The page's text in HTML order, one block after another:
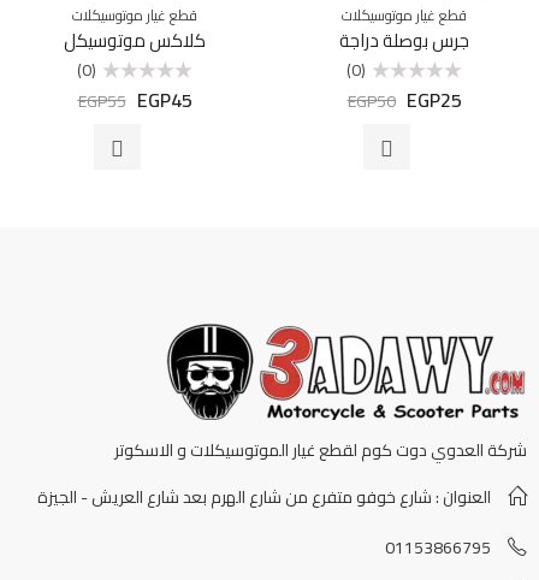
قطع غيار موتوسيكلات
جرس بوصلة دراجة
التقييم
(0)
EGP25
EGP50
قطع غيار موتوسيكلات
كلاكس موتوسيكل
التقييم
(0)
EGP45
EGP55
شركة العدوي دوت كوم لقطع غيار الموتوسيكلات و الاسكوتر
العنوان : شارع خوفو متفرع من شارع الهرم بعد شارع العريش - الجيزة
01153866795